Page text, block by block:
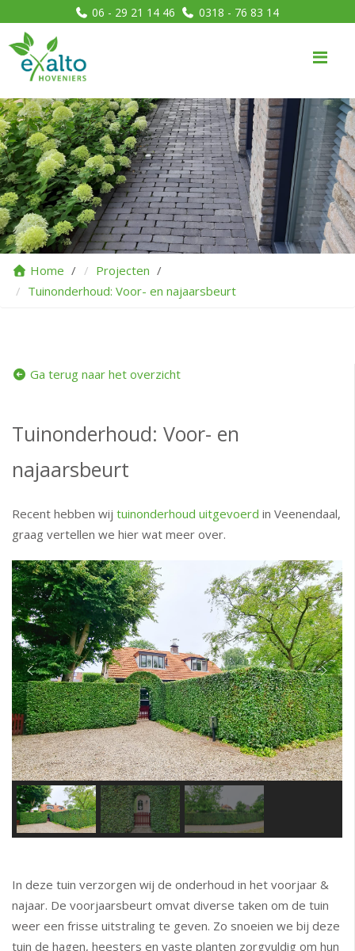
06 - 29 21 14 46 0318 - 76 83 14
Home
Projecten
Tuinonderhoud: Voor- en najaarsbeurt
Ga terug naar het overzicht
Tuinonderhoud: Voor- en
najaarsbeurt
Recent hebben wij tuinonderhoud uitgevoerd in Veenendaal,
graag vertellen we hier wat meer over.
In deze tuin verzorgen wij de onderhoud in het voorjaar &
najaar. De voorjaarsbeurt omvat diverse taken om de tuin
weer een frisse uitstraling te geven. Zo snoeien we bij deze
tuin de hagen, heesters en vaste planten zorgvuldig om hun